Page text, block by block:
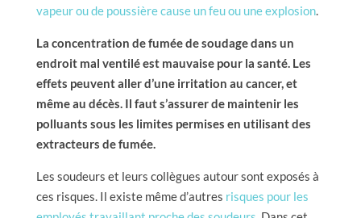
vapeur ou de poussière cause un feu ou une explosion.
La concentration de fumée de soudage dans un
endroit mal ventilé est mauvaise pour la santé. Les
effets peuvent aller d’une irritation au cancer, et
même au décès. Il faut s’assurer de maintenir les
polluants sous les limites permises en utilisant des
extracteurs de fumée.
Les soudeurs et leurs collègues autour sont exposés à
ces risques. Il existe même d’autres risques pour les